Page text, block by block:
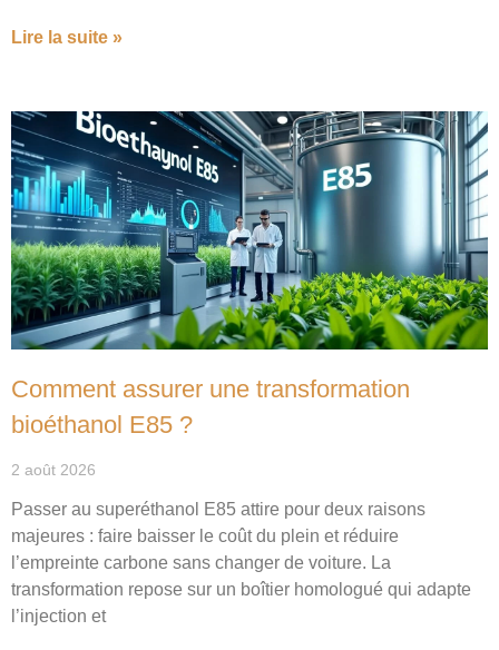
Lire la suite »
Comment assurer une transformation
bioéthanol E85 ?
2 août 2026
Passer au superéthanol E85 attire pour deux raisons
majeures : faire baisser le coût du plein et réduire
l’empreinte carbone sans changer de voiture. La
transformation repose sur un boîtier homologué qui adapte
l’injection et